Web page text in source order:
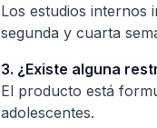
Los estudios internos
segunda y cuarta
3. ¿Existe alguna
El producto está
adolescentes.